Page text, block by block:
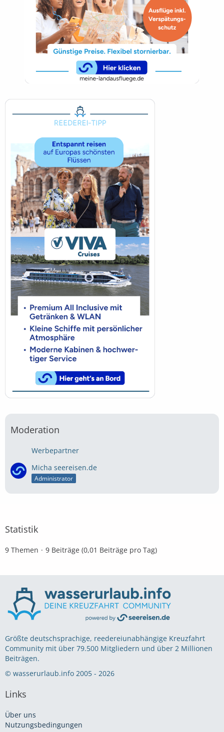
Moderation
Werbepartner
Micha seereisen.de
Administrator
Statistik
9 Themen 9 Beiträge (0,01 Beiträge pro Tag)
Größte deutschsprachige, reedereiunabhängige Kreuzfahrt
Community mit über 79.500 Mitgliedern und über 2 Millionen
Beiträgen.
© wasserurlaub.info 2005 - 2026
Links
Über uns
Nutzungsbedingungen